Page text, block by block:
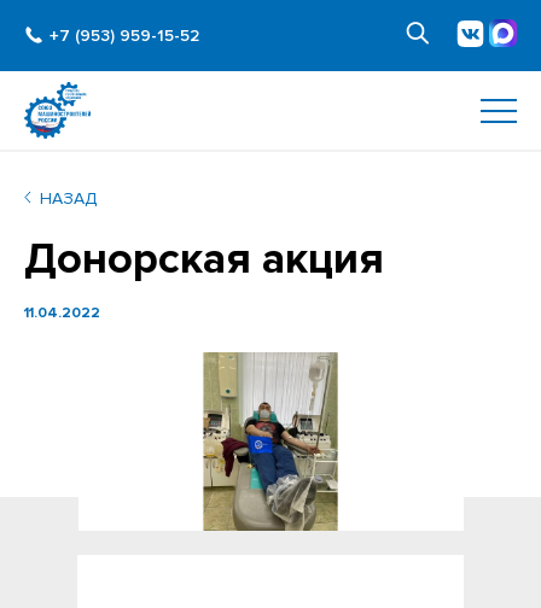
+7 (953) 959-15-52
НАЗАД
Донорская акция
11.04.2022